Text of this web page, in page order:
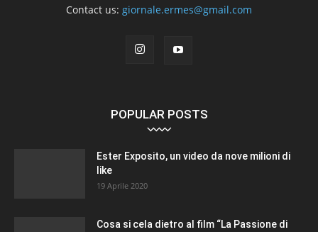
Contact us: giornale.ermes@gmail.com
POPULAR POSTS
Ester Exposito, un video da nove milioni di
like
19 Aprile 2020
Cosa si cela dietro al film “La Passione di